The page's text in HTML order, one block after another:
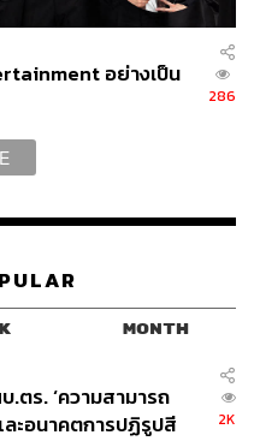
อย่างเป็น
286
MONTH
.ตร. ‘ความสามารถ
ละอนาคตการปฏิรูปสี
2K